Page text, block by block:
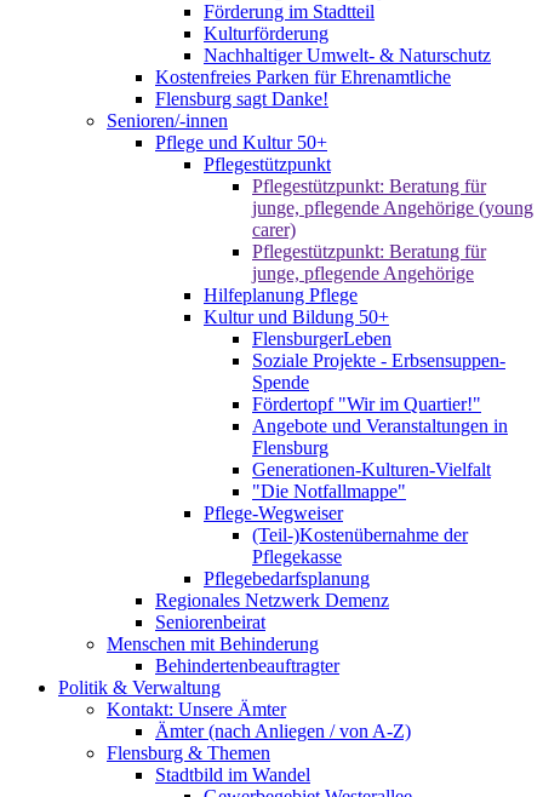
Förderung im Stadtteil
Kulturförderung
Nachhaltiger Umwelt- & Naturschutz
Kostenfreies Parken für Ehrenamtliche
Flensburg sagt Danke!
Senioren/-innen
Pflege und Kultur 50+
Pflegestützpunkt
Pflegestützpunkt: Beratung für
junge, pflegende Angehörige (young
carer)
Pflegestützpunkt: Beratung für
junge, pflegende Angehörige
Hilfeplanung Pflege
Kultur und Bildung 50+
FlensburgerLeben
Soziale Projekte - Erbsensuppen-
Spende
Fördertopf "Wir im Quartier!"
Angebote und Veranstaltungen in
Flensburg
Generationen-Kulturen-Vielfalt
"Die Notfallmappe"
Pflege-Wegweiser
(Teil-)Kostenübernahme der
Pflegekasse
Pflegebedarfsplanung
Regionales Netzwerk Demenz
Seniorenbeirat
Menschen mit Behinderung
Behindertenbeauftragter
Politik & Verwaltung
Kontakt: Unsere Ämter
Ämter (nach Anliegen / von A-Z)
Flensburg & Themen
Stadtbild im Wandel